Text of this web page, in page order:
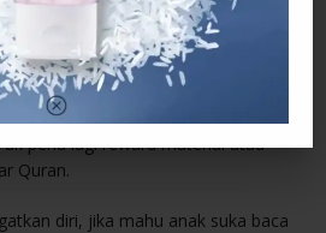
mereka sedang buat perkara
ini, anak akan berusaha untuk
amalkan untuk buat anak-anak
perlu lagi reward material atau
Quran.
diri, jika mahu anak suka baca